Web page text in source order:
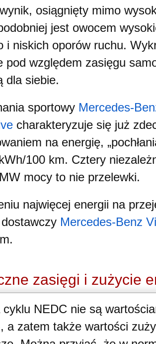
osiągnięty mimo
jest owocem
i niskich oporów ruchu.
pod względem zasięgu
dla siebie.
sportowy Mercedes-
charakteryzuje się już
na energię,
100 km. Cztery
mocy to nie przelewki.
najwięcej energii na
Mercedes-Benz
zasięgi i zużycie
cyklu NEDC nie są
a zatem także wartości